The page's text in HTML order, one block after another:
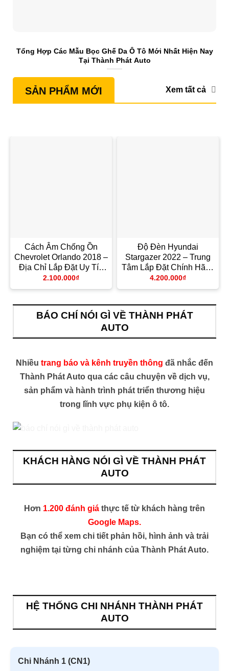
Tổng Hợp Các Mẫu Bọc Ghế Da Ô Tô Mới Nhất Hiện Nay
Tại Thành Phát Auto
SẢN PHẨM MỚI Xem tất cả
Cách Âm Chống Ồn
Chevrolet Orlando 2018 –
Địa Chỉ Lắp Đặt Uy Tín
TPHCM
2.100.000₫
Độ Đèn Hyundai
Stargazer 2022 – Trung
Tâm Lắp Đặt Chính Hãng
Giá Tốt TPHCM
4.200.000₫
BÁO CHÍ NÓI GÌ VỀ THÀNH PHÁT
AUTO
Nhiều trang báo và kênh truyền thông đã nhắc đến
Thành Phát Auto qua các câu chuyện về dịch vụ,
sản phẩm và hành trình phát triển thương hiệu
trong lĩnh vực phụ kiện ô tô.
KHÁCH HÀNG NÓI GÌ VỀ THÀNH PHÁT
AUTO
Hơn 1.200 đánh giá thực tế từ khách hàng trên
Google Maps.
Bạn có thể xem chi tiết phản hồi, hình ảnh và trải
nghiệm tại từng chi nhánh của Thành Phát Auto.
HỆ THỐNG CHI NHÁNH THÀNH PHÁT
AUTO
Chi Nhánh 1 (CN1)